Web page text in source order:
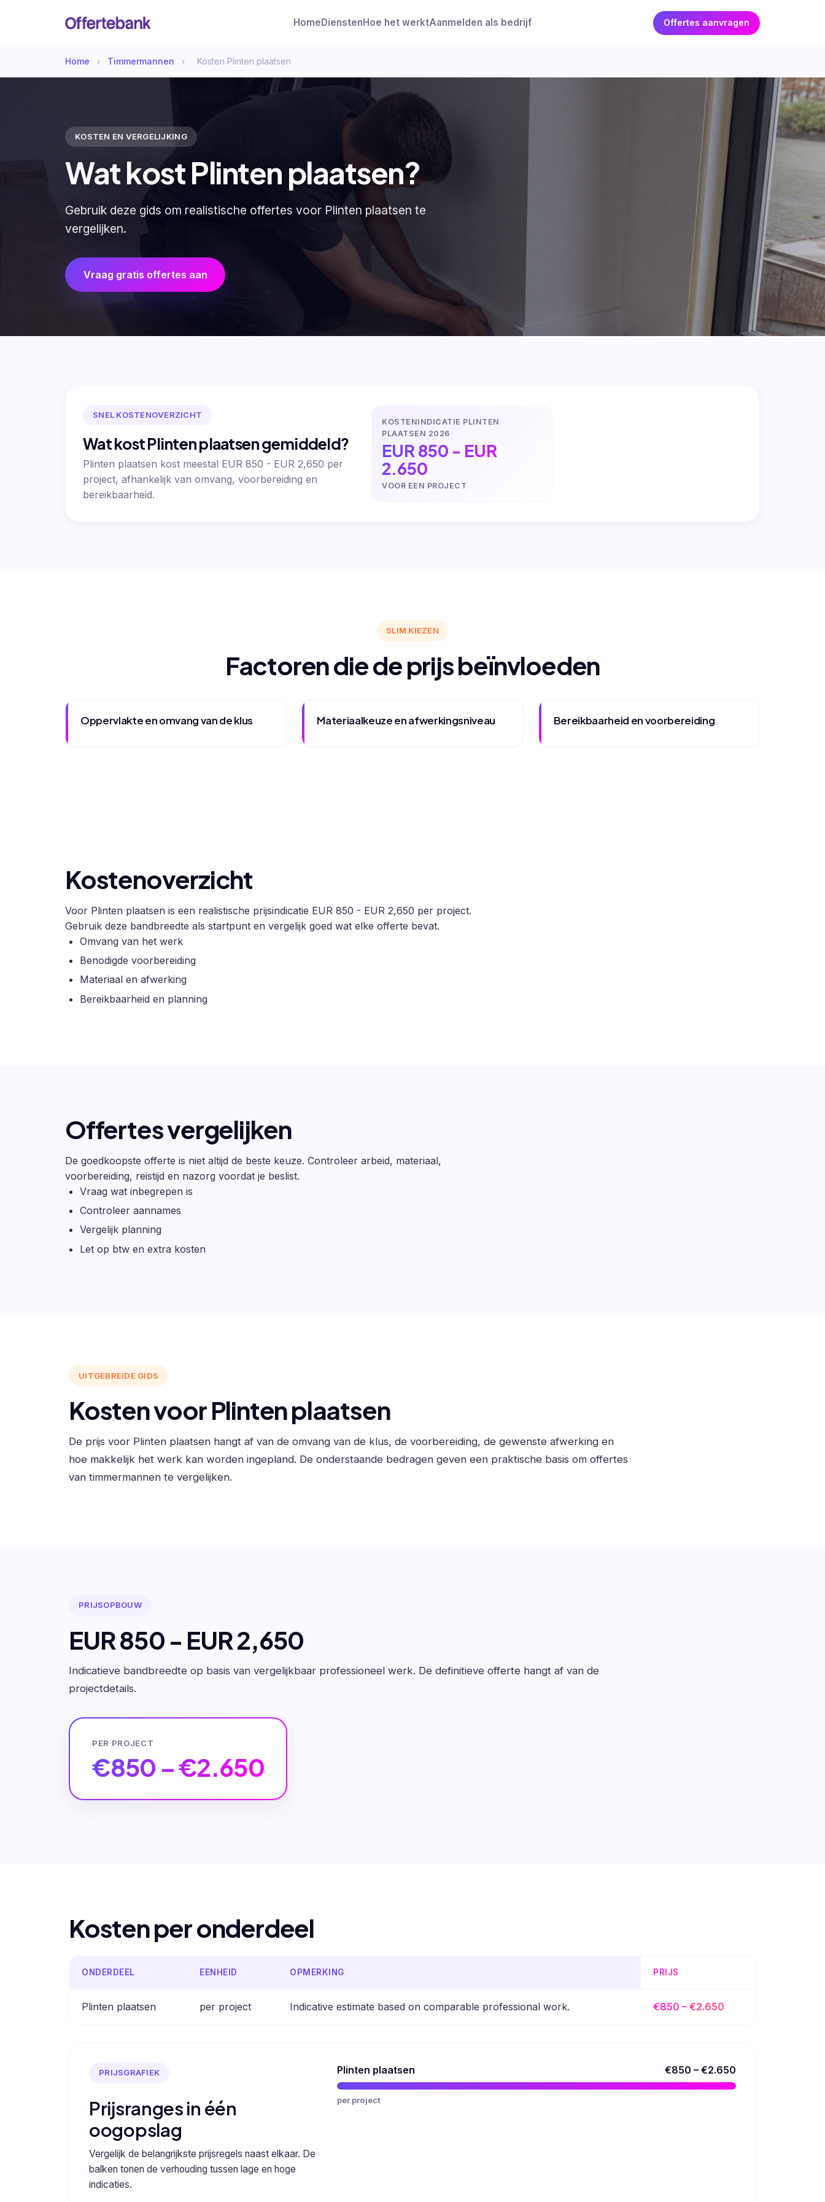
Home Diensten Hoe het werktAanmelden als bedrijf Offertes aanvragen
Home › Timmermannen › Kosten Plinten plaatsen
KOSTEN EN VERGELIJKING
Wat kost Plinten plaatsen?
Gebruik deze gids om realistische offertes voor Plinten plaatsen te
vergelijken.
Vraag gratis offertes aan
SNEL KOSTENOVERZICHT
Wat kost Plinten plaatsen gemiddeld?
Plinten plaatsen kost meestal EUR 850 - EUR 2,650 per
project, afhankelijk van omvang, voorbereiding en
bereikbaarheid.
KOSTENINDICATIE PLINTEN
PLAATSEN 2026
EUR 850 - EUR
2.650
VOOR EEN PROJECT
SLIM KIEZEN
Factoren die de prijs beïnvloeden
Oppervlakte en omvang van de klus Materiaalkeuze en afwerkingsniveau Bereikbaarheid en voorbereiding
Kostenoverzicht
Voor Plinten plaatsen is een realistische prijsindicatie EUR 850 - EUR 2,650 per project.
Gebruik deze bandbreedte als startpunt en vergelijk goed wat elke offerte bevat.
Omvang van het werk
Benodigde voorbereiding
Materiaal en afwerking
Bereikbaarheid en planning
Offertes vergelijken
De goedkoopste offerte is niet altijd de beste keuze. Controleer arbeid, materiaal,
voorbereiding, reistijd en nazorg voordat je beslist.
Vraag wat inbegrepen is
Controleer aannames
Vergelijk planning
Let op btw en extra kosten
UITGEBREIDE GIDS
Kosten voor Plinten plaatsen
De prijs voor Plinten plaatsen hangt af van de omvang van de klus, de voorbereiding, de gewenste afwerking en
hoe makkelijk het werk kan worden ingepland. De onderstaande bedragen geven een praktische basis om offertes
van timmermannen te vergelijken.
PRIJSOPBOUW
EUR 850 - EUR 2,650
Indicatieve bandbreedte op basis van vergelijkbaar professioneel werk. De definitieve offerte hangt af van de
projectdetails.
PER PROJECT
€850 – €2.650
Kosten per onderdeel
ONDERDEEL EENHEID OPMERKING PRIJS
Plinten plaatsen per project Indicative estimate based on comparable professional work. €850 – €2.650
PRIJSGRAFIEK
Prijsranges in één
oogopslag
Vergelijk de belangrijkste prijsregels naast elkaar. De
balken tonen de verhouding tussen lage en hoge
indicaties.
Plinten plaatsen €850 – €2.650
per project